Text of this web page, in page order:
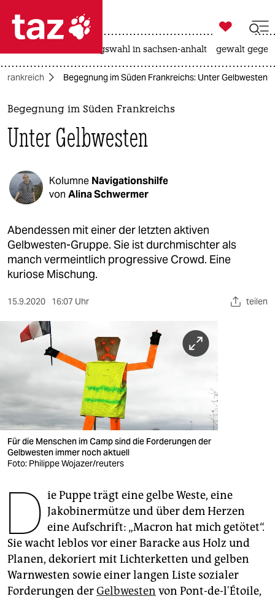
 taz zahl ich
taz zahl ich
themen
politik
öko
gesellschaft
kultur
sport
berlin
nord
wahrheit
veranstaltungen
shop
fragen & hilfe
genossenschaft
epaper login

taz zahl ich
landtagswahl in sachsen-anhalt gewalt
Frankreich Begegnung im Süden Frankreichs: Unter Gelbwesten
Begegnung im Süden Frankreichs
Unter Gelbwesten
Kolumne Navigationshilfe​
von Alina Schwermer
Abendessen mit einer der letzten aktiven
Gelbwesten-Gruppe. Sie ist durchmischter als
manch vermeintlich progressive Crowd. Eine
kuriose Mischung.
15.9.2020 16:07 Uhr teilen
Für die Menschen im Camp sind die Forderungen der
Gelbwesten immer noch aktuell
Foto: Philippe Wojazer/reuters
D ie Puppe trägt eine gelbe Weste, eine
Jakobinermütze und über dem Herzen
eine Aufschrift: „Macron hat mich getötet“.
Sie wacht leblos vor einer Baracke aus Holz und
Planen, dekoriert mit Lichterketten und gelben
Warnwesten sowie einer langen Liste sozialer
Forderungen derGelbwesten von Pont-de-l'Étoile,